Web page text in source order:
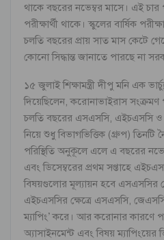
থাকে বছরের নভেম্বর মাসে। এই চার
পরীক্ষার্থী থাকে। স্কুলের বার্ষিক
চলতি বছরের প্রায় সাত মাস কেটে
কোনো সিদ্ধান্ত জানাতে পারছে না
১৫ জুলাই শিক্ষামন্ত্রী দীপু মনি এক
দিয়েছিলেন, করোনাভাইরাস সংক্রমণ
চলতি বছরের এসএসসি, এইচএসসি ও
নিয়ে শুধু বিভাগভিত্তিক (গ্রুপ) তিনটি
পরিস্থিতি অনুকূলে এলে এ বছরের
এবং ডিসেম্বরের প্রথম সপ্তাহে
বিষয়গুলোর মূল্যায়ন হবে এসএসসির
এইচএসসির ক্ষেত্রে এসএসসি,
ম্যাপিং’ করে। আর করোনার কারণে
অ্যাসাইনমেন্ট এবং বিষয় ম্যাপিংয়ের